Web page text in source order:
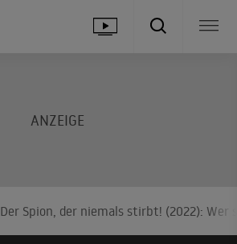
Der Spion, der niemals stirbt! (2022):